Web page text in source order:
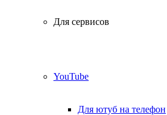
Для сервисов
YouTube
Для ютуб на телефон